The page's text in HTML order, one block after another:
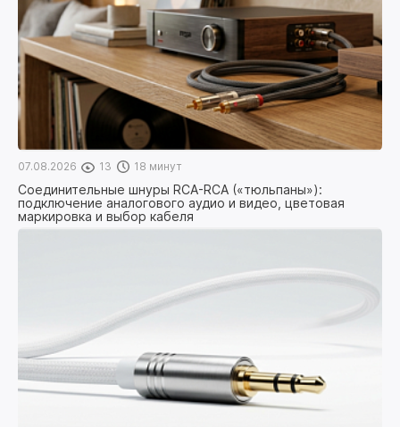
07.08.2026 13 18 минут
Соединительные шнуры RCA-RCA («тюльпаны»):
подключение аналогового аудио и видео, цветовая
маркировка и выбор кабеля